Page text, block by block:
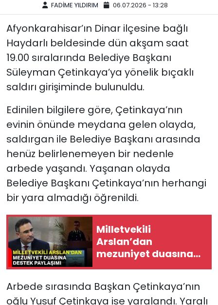
FADİME YILDIRIM 06.07.2026 - 13:28
Afyonkarahisar’ın Dinar ilçesine bağlı
Haydarlı beldesinde dün akşam saat
19.00 sıralarında Belediye Başkanı
Süleyman Çetinkaya’ya yönelik bıçaklı
saldırı girişiminde bulunuldu.
Edinilen bilgilere göre, Çetinkaya’nın
evinin önünde meydana gelen olayda,
saldırgan ile Belediye Başkanı arasında
henüz belirlenemeyen bir nedenle
arbede yaşandı. Yaşanan olayda
Belediye Başkanı Çetinkaya’nın herhangi
bir yara almadığı öğrenildi.
Milletvekili
Arslan’dan
mezuniyet duasına
destek paylaşımı
Arbede sırasında Başkan Çetinkaya’nın
oğlu Yusuf Çetinkaya ise yaralandı. Yaralı